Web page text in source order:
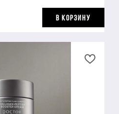
В КОРЗИНУ